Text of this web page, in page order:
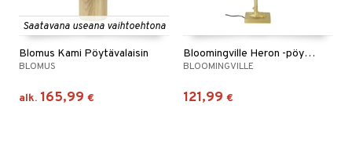
Saatavana useana vaihtoehtona
Blomus Kami Pöytävalaisin
BLOMUS
alk. 165,99 €
Bloomingville Heron -pöytävalaisin
BLOOMINGVILLE
121,99 €